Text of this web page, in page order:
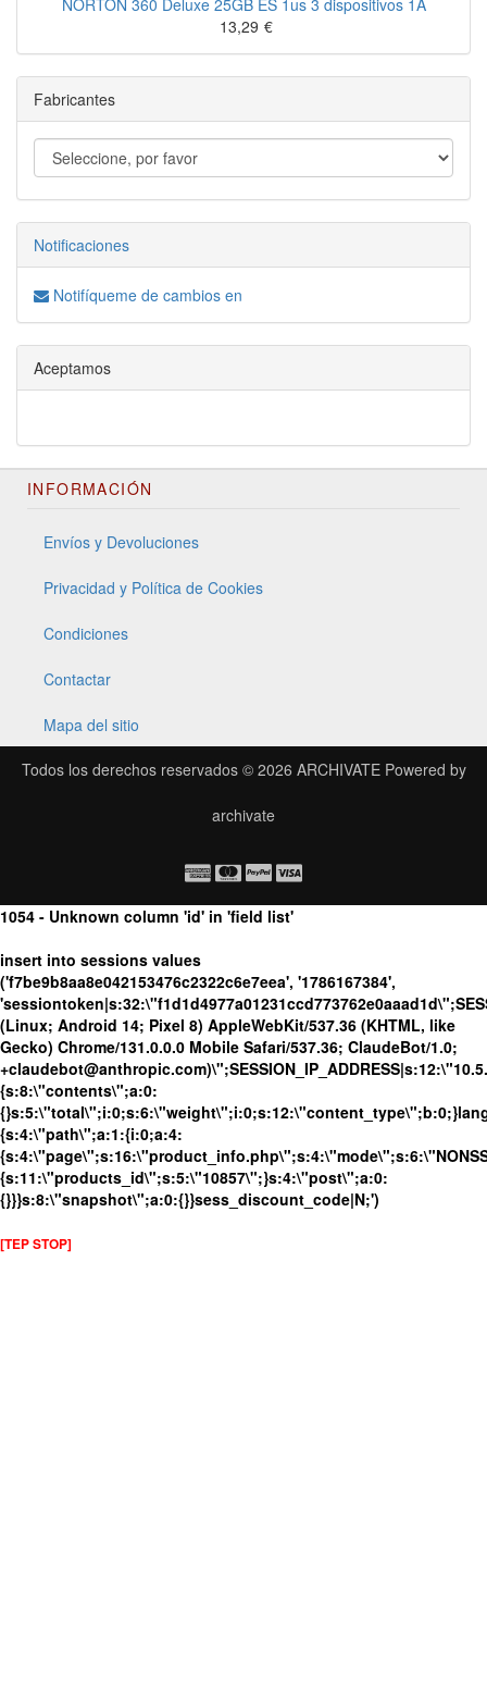
NORTON 360 Deluxe 25GB ES 1us 3 dispositivos 1A
13,29 €
Fabricantes
Notificaciones
Notifíqueme de cambios en
Aceptamos
INFORMACIÓN
Envíos y Devoluciones
Privacidad y Política de Cookies
Condiciones
Contactar
Mapa del sitio
Todos los derechos reservados © 2026 ARCHIVATEPowered by
archivate
1054 - Unknown column 'id' in 'field list'
insert into sessions values
('f7be9b8aa8e042153476c2322c6e7eea', '1786167384',
(Linux; Android 14; Pixel 8) AppleWebKit/537.36 (KHTML, like
Gecko) Chrome/131.0.0.0 Mobile Safari/537.36; ClaudeBot/1.0;
{s:8:\"contents\";a:0:
{s:4:\"path\";a:1:{i:0;a:4:
{s:11:\"products_id\";s:5:\"10857\";}s:4:\"post\";a:0:
{}}}s:8:\"snapshot\";a:0:{}}sess_discount_code|N;')
[TEP STOP]